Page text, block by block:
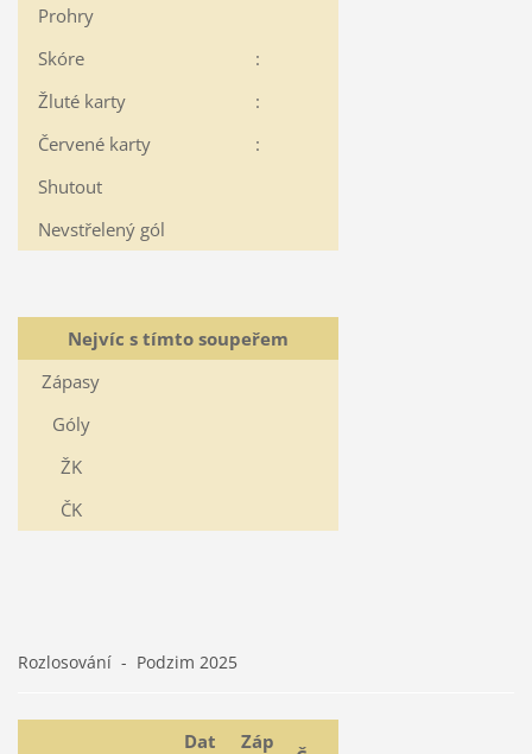
Prohry
Skóre
:
Žluté karty
:
Červené karty
:
Shutout
Nevstřelený gól
Nejvíc s tímto soupeřem
Zápasy
Góly
ŽK
ČK
Rozlosování - Podzim 2025
Dat Záp